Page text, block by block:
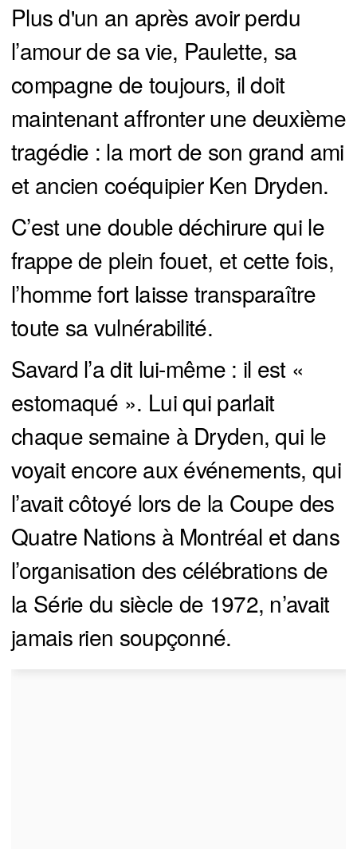
Plus d'un an après avoir perdu
l’amour de sa vie, Paulette, sa
compagne de toujours, il doit
maintenant affronter une deuxième
tragédie : la mort de son grand ami
et ancien coéquipier Ken Dryden.
C’est une double déchirure qui le
frappe de plein fouet, et cette fois,
l’homme fort laisse transparaître
toute sa vulnérabilité.
Savard l’a dit lui-même : il est «
estomaqué ». Lui qui parlait
chaque semaine à Dryden, qui le
voyait encore aux événements, qui
l’avait côtoyé lors de la Coupe des
Quatre Nations à Montréal et dans
l’organisation des célébrations de
la Série du siècle de 1972, n’avait
jamais rien soupçonné.